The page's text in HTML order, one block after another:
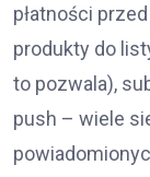
płatności
produkty do
to pozwala),
push – wiele